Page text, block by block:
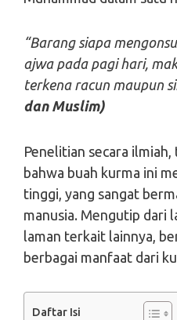
“Barang siapa
ajwa pada pagi hari,
terkena racun maupun
dan Muslim)
Penelitian secara
bahwa buah kurma ini
tinggi, yang sangat
manusia. Mengutip dari
laman terkait lainnya,
berbagai manfaat dari
Daftar Isi